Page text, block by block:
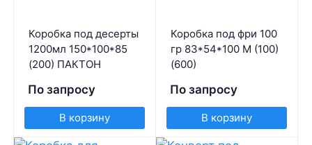
Коробка под десерты
1200мл 150*100*85
(200) ПАКТОН
По запросу
В корзину
Коробка под фри 100
гр 83*54*100 М (100)
(600)
По запросу
В корзину